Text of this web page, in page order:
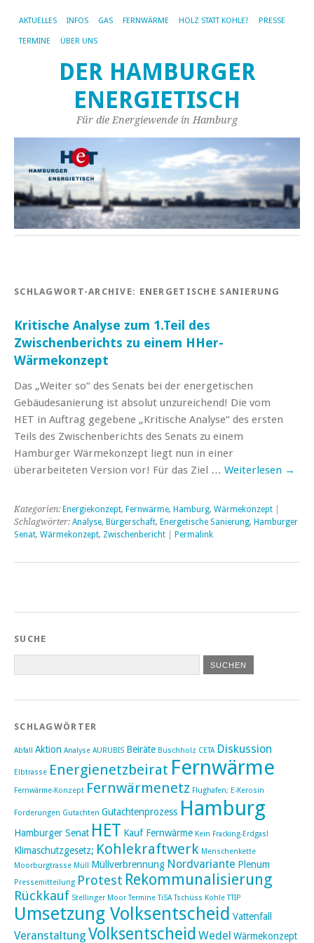
AKTUELLES INFOS GAS FERNWÄRME HOLZ STATT KOHLE? PRESSE
TERMINE ÜBER UNS
DER HAMBURGER
ENERGIETISCH
Für die Energiewende in Hamburg
SCHLAGWORT-ARCHIVE: ENERGETISCHE SANIERUNG
Kritische Analyse zum 1.Teil des
Zwischenberichts zu einem HHer-
Wärmekonzept
Das „Weiter so“ des Senats bei der energetischen
Gebäudesanierung ist absolut unzureichend! Die vom
HET in Auftrag gegebene „Kritische Analyse“ des ersten
Teils des Zwischenberichts des Senats zu einem
Hamburger Wärmekonzept liegt nun in einer
überarbeiteten Version vor! Für das Ziel … Weiterlesen →
Kategorien: Energiekonzept, Fernwärme, Hamburg, Wärmekonzept
Schlagwörter: Analyse, Bürgerschaft, Energetische Sanierung, Hamburger
Senat, Wärmekonzept, Zwischenbericht Permalink
SUCHE
SCHLAGWÖRTER
Abfall Aktion Analyse AURUBIS Beiräte Buschholz CETA Diskussion
Elbtrasse Energienetzbeirat Fernwärme
Fernwärme-Konzept Fernwärmenetz Flughafen; E-Kerosin
Forderungen Gutachten Gutachtenprozess Hamburg
Hamburger Senat HET Kauf Fernwärme Kein Fracking-Erdgas!
Klimaschutzgesetz; Kohlekraftwerk Menschenkette
Moorburgtrasse Müll Müllverbrennung Nordvariante Plenum
Pressemitteilung Protest Rekommunalisierung
Rückkauf Stellinger Moor Termine TiSA Tschüss Kohle TTIP
Umsetzung Volksentscheid Vattenfall
Veranstaltung Volksentscheid Wedel Wärmekonzept